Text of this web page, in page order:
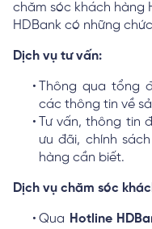
chăm sóc khách hàng
HDBank có những
Dịch vụ tư vấn:
Thông qua tổng
các thông tin về
Tư vấn, thông tin
ưu đãi, chính
hàng cần biết.
Dịch vụ chăm sóc
Qua Hotline